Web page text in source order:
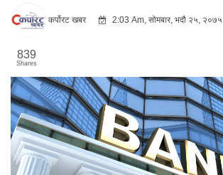
कर्पोरट खबर 2:03 Am, सोमबार, भदौ २५, २०७५
839
Shares